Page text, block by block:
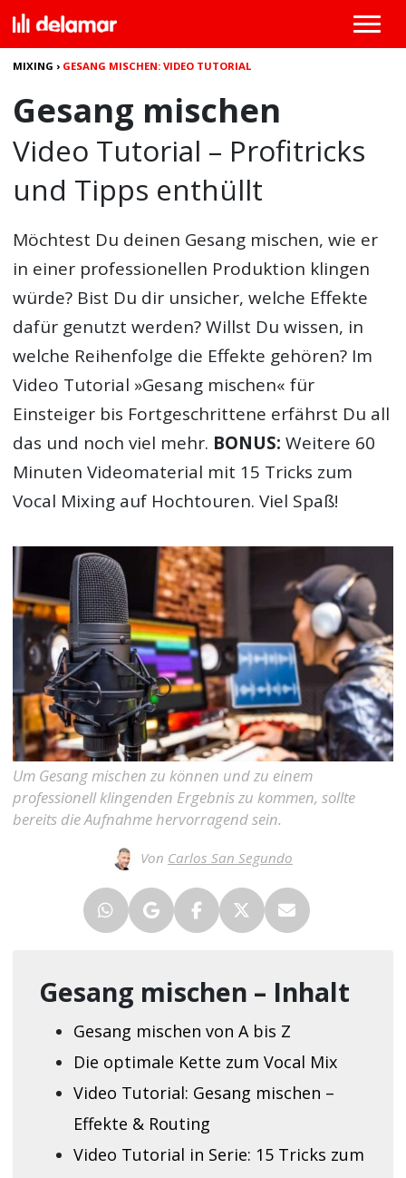
MIXING › GESANG MISCHEN: VIDEO TUTORIAL
Gesang mischen
Video Tutorial – Profitricks
und Tipps enthüllt
Möchtest Du deinen Gesang mischen, wie er
in einer professionellen Produktion klingen
würde? Bist Du dir unsicher, welche Effekte
dafür genutzt werden? Willst Du wissen, in
welche Reihenfolge die Effekte gehören? Im
Video Tutorial »Gesang mischen« für
Einsteiger bis Fortgeschrittene erfährst Du all
das und noch viel mehr. BONUS: Weitere 60
Minuten Videomaterial mit 15 Tricks zum
Vocal Mixing auf Hochtouren. Viel Spaß!
Um Gesang mischen zu können und zu einem
professionell klingenden Ergebnis zu kommen, sollte
bereits die Aufnahme hervorragend sein.
Von Carlos San Segundo
Gesang mischen – Inhalt
Gesang mischen von A bis Z
Die optimale Kette zum Vocal Mix
Video Tutorial: Gesang mischen –
Effekte & Routing
Video Tutorial in Serie: 15 Tricks zum